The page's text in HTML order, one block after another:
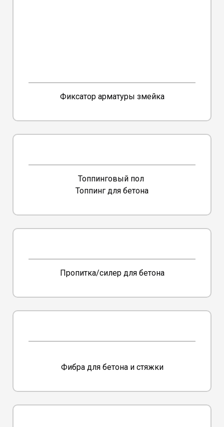
Фиксатор арматуры змейка
Топпинговый пол
Топпинг для бетона
Пропитка/силер для бетона
Фибра для бетона и стяжки